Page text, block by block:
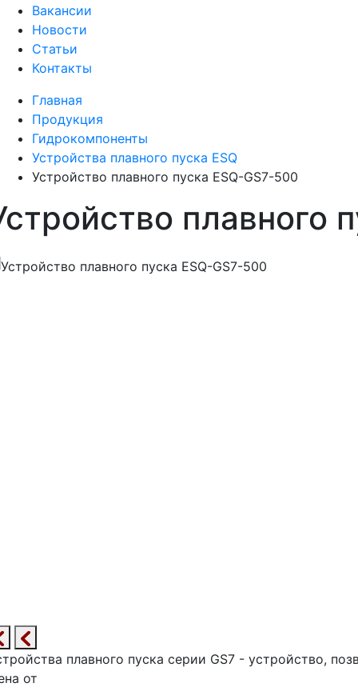
Вакансии
Новости
Статьи
Контакты
Главная
Продукция
Гидрокомпоненты
Устройства плавного пуска ESQ
Устройство плавного пуска ESQ-GS7-500
плавного
плавного пуска серии GS7 - устройство,
от